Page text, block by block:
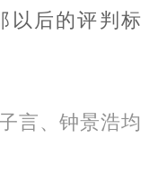
以后的评判标
言、钟景浩均